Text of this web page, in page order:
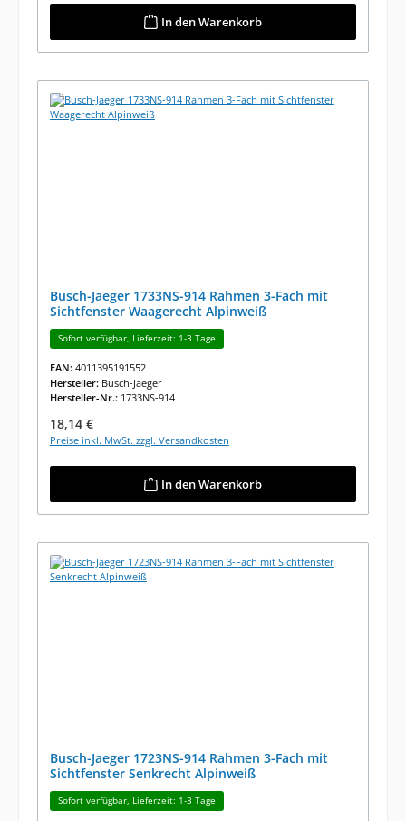
In den Warenkorb
Busch-Jaeger 1733NS-914 Rahmen 3-Fach mit
Sichtfenster Waagerecht Alpinweiß
Sofort verfügbar, Lieferzeit: 1-3 Tage
EAN: 4011395191552
Hersteller: Busch-Jaeger
Hersteller-Nr.: 1733NS-914
Regulärer Preis:
18,14 €
Preise inkl. MwSt. zzgl. Versandkosten
In den Warenkorb
Busch-Jaeger 1723NS-914 Rahmen 3-Fach mit
Sichtfenster Senkrecht Alpinweiß
Sofort verfügbar, Lieferzeit: 1-3 Tage